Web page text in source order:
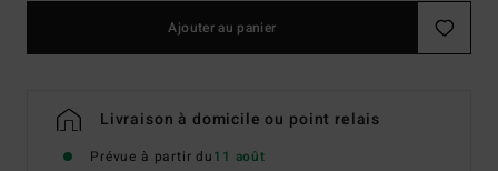
Ajouter au panier
Livraison à domicile ou point relais
Prévue à partir du11 août